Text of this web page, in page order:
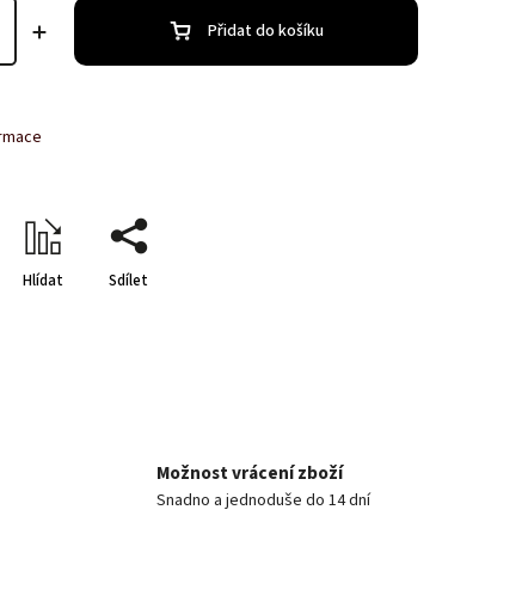
Přidat do košíku
Hlídat Sdílet
Možnost vrácení zboží
Snadno a jednoduše do 14 dní